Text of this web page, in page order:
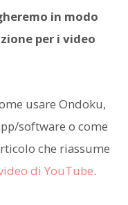
in modo
per i video
usare Ondoku,
software o come
che riassume
di YouTube.